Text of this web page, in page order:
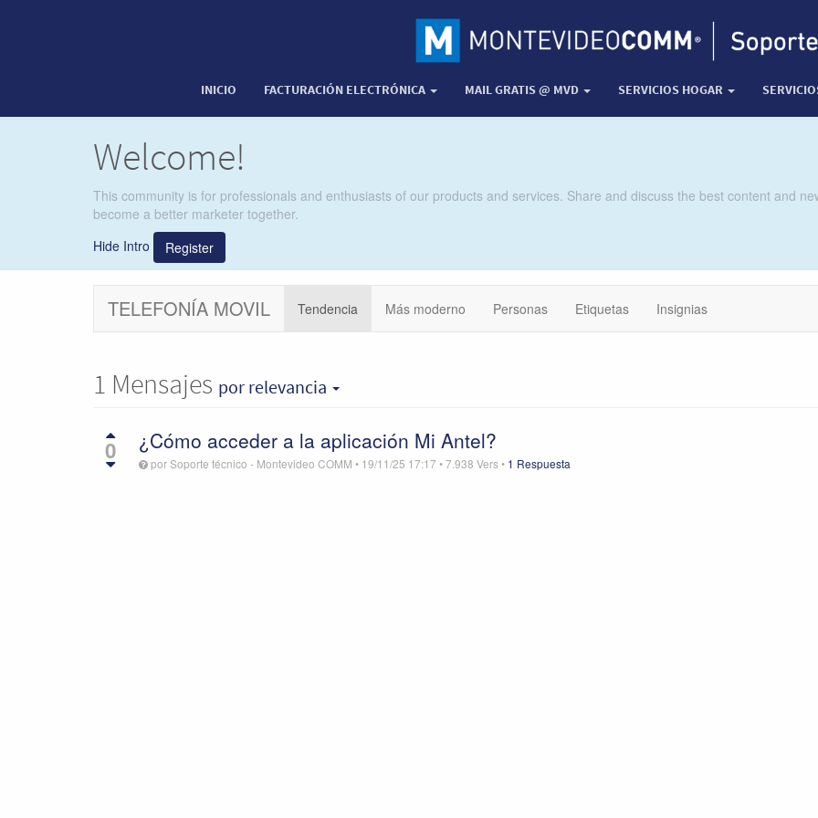
INICIO FACTURACIÓN ELECTRÓNICA MAIL GRATIS @ MVD SERVICIOS HOGAR
Welcome!
This community is for professionals and enthusiasts of our products and services. Share and discuss the best content and
become a better marketer together.
Hide Intro
Register
TELEFONÍA MOVIL Tendencia Más moderno Personas Etiquetas Insignias
1 Mensajes por relevancia
0 ¿Cómo acceder a la aplicación Mi Antel?
porSoporte técnico - Montevideo COMM • 19/11/25 17:17 •7.938 Vers• 1 Respuesta